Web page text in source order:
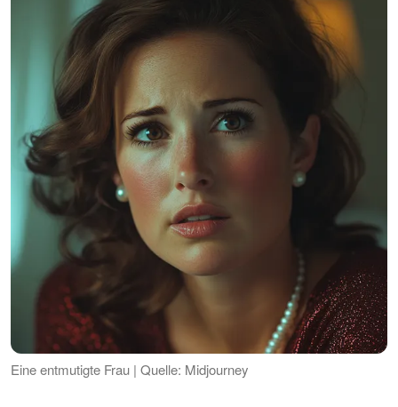
Eine entmutigte Frau | Quelle: Midjourney